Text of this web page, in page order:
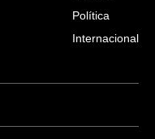
Política
Internacional